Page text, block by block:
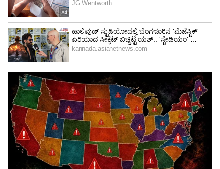
ನನ್ನಣ್ಣ 23ನೇ ವಯಸ್ಸಲ್ಲೇ ದೇವೇಗೌಡರ ವಿರುದ್ಧ ತೊಡೆ
ತಟ್ಟಿದ್ದರು: ಡಿ.ಕೆ.ಸುರೇಶ್